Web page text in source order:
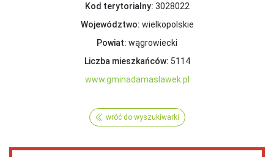
Kod terytorialny: 3028022
Województwo: wielkopolskie
Powiat: wągrowiecki
Liczba mieszkańców: 5114
www.gminadamaslawek.pl
wróć do wyszukiwarki